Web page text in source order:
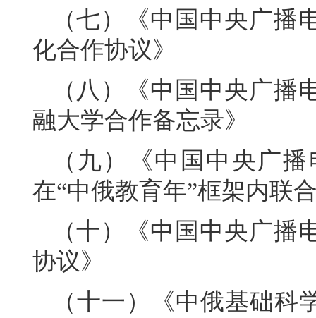
（七）《中国中央广
化合作协议》
（八）《中国中央广
融大学合作备忘录》
（九）《中国中央广
在“中俄教育年”框架内联
（十）《中国中央广
协议》
（十一）《中俄基础科